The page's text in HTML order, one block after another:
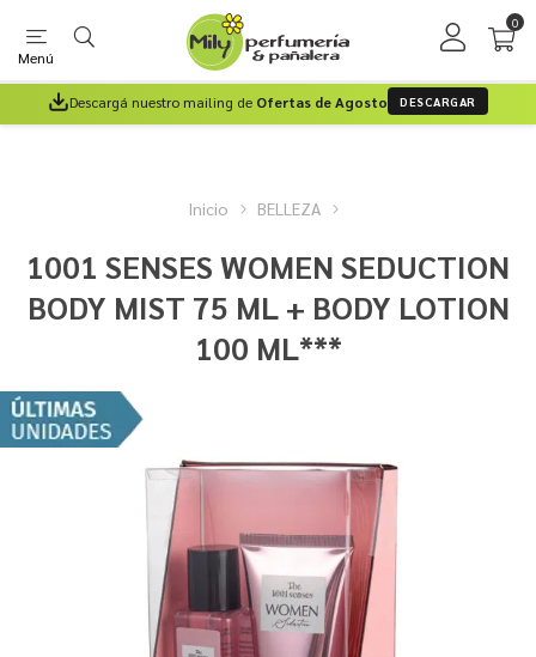
Menú
0
Descargá nuestro mailing de Ofertas de Agosto DESCARGAR
Inicio BELLEZA
1001 SENSES WOMEN SEDUCTION
BODY MIST 75 ML + BODY LOTION
100 ML***